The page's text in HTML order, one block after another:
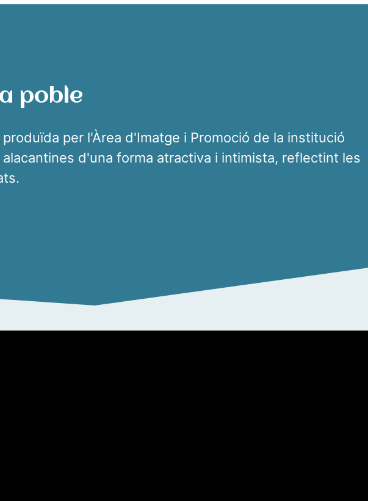
poble
produïda per l'Àrea d'Imatge i Promoció de la institució
d'una forma atractiva i intimista, reflectint les